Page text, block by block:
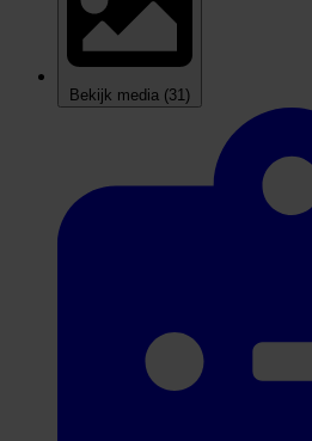
Bekijk media (31)